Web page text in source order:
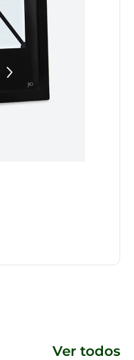
Ver todos